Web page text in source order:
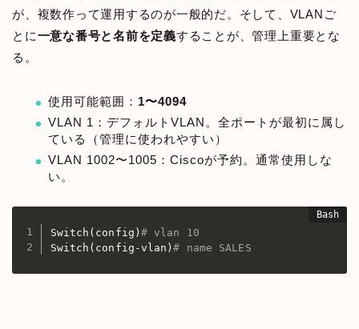
が、複数作って運用するのが一般的だ。そして、VLANご
とに一意な番号と名前を定義することが、管理上重要とな
る。
使用可能範囲： 1〜4094
VLAN 1：デフォルトVLAN。全ポートが最初に属し
ている（管理に使われやすい）
VLAN 1002〜1005：Ciscoが予約。通常使用しな
い。
Switch ( config ) # vlan 10
Switch ( config-vlan )# name SALES